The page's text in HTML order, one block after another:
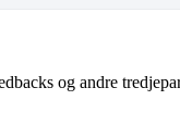
og andre